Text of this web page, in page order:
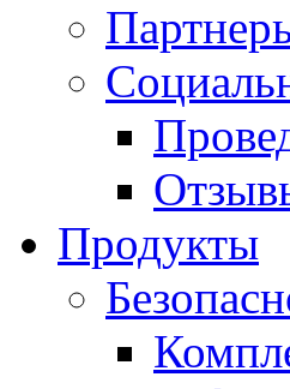
Продукты